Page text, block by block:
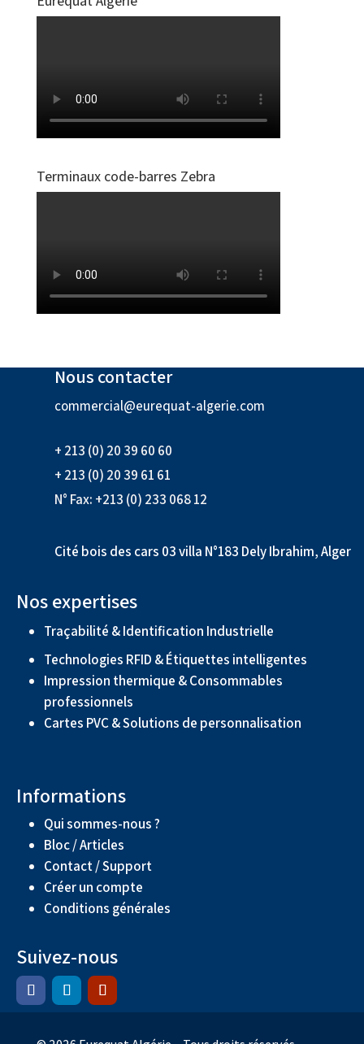
Terminaux code-barres Zebra
Nous contacter
commercial@eurequat-algerie.com
+ 213 (0) 20 39 60 60
+ 213 (0) 20 39 61 61
N° Fax: +213 (0) 233 068 12
Cité bois des cars 03 villa N°183 Dely Ibrahim, Alger
Nos expertises
Traçabilité & Identification Industrielle
Technologies RFID & Étiquettes intelligentes
Impression thermique & Consommables
professionnels
Cartes PVC & Solutions de personnalisation
Informations
Qui sommes-nous ?
Bloc / Articles
Contact / Support
Créer un compte
Conditions générales
Suivez-nous